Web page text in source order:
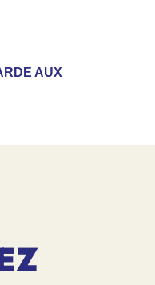
AUX